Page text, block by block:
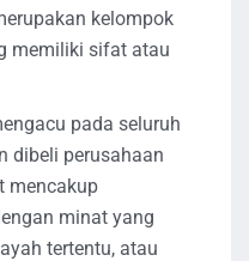
kelompok
memiliki sifat atau
pada seluruh
dibeli perusahaan
mencakup
minat yang
tertentu, atau